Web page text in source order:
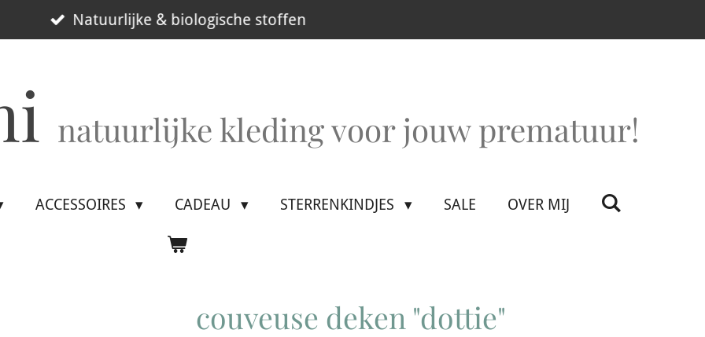
Natuurlijke & biologische stoffen
natuurlijke kleding voor jouw prematuur!
ACCESSOIRES CADEAU STERRENKINDJES SALE OVER MIJ
couveuse deken "dottie"